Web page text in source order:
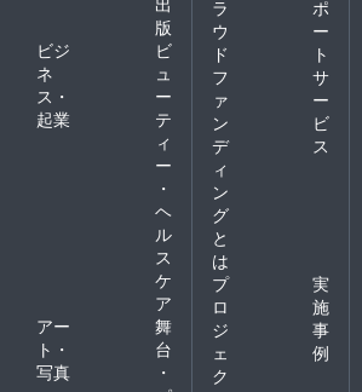
版
ビジ
ネ
ス・
起業
ビ
ュ
ー
テ
ィ
ー
・
ヘ
ル
ス
ケ
ア
アー
ト・
写真
舞
台
・
ラ
ウ
ド
フ
ァ
ン
デ
ィ
ン
グ
と
は
ポ
ー
ト
サ
ー
ビ
ス
プ
ロ
ジ
ェ
ク
実
施
事
例